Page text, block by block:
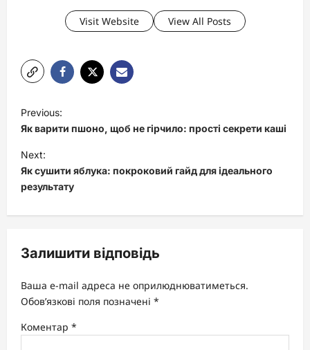
Visit Website View All Posts
P
o
s
t
n
a
i
a
i
Previous:
Як варити пшоно, щоб не гірчило: прості секрети каші
Next:
Як сушити яблука: покроковий гайд для ідеального
результату
Залишити відповідь
Ваша e-mail адреса не оприлюднюватиметься.
Обов’язкові поля позначені *
Коментар *